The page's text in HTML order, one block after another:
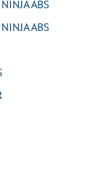
ABS
ABS